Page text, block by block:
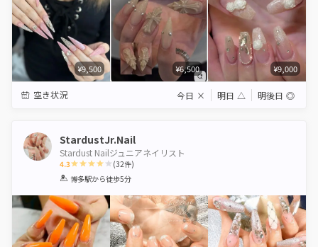
¥9,500 ¥6,500 ¥9,000
空き状況 今日 × 明日 △ 明後日 ◎
StardustJr.Nail
Stardust Nailジュニアネイリスト
4.3
1 2 3 4 5
(32件)
博多駅から徒歩5分